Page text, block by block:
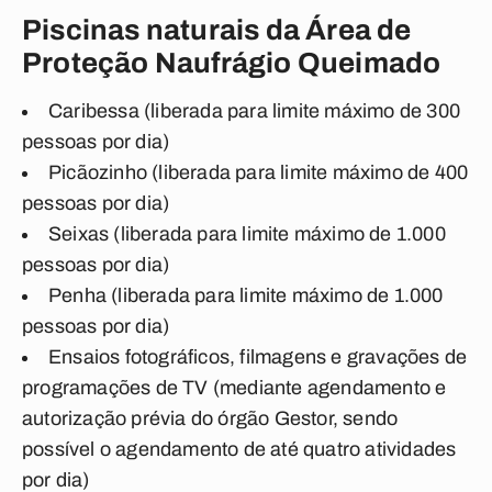
Piscinas naturais da Área de
Proteção Naufrágio Queimado
Caribessa (liberada para limite máximo de 300
pessoas por dia)
Picãozinho (liberada para limite máximo de 400
pessoas por dia)
Seixas (liberada para limite máximo de 1.000
pessoas por dia)
Penha (liberada para limite máximo de 1.000
pessoas por dia)
Ensaios fotográficos, filmagens e gravações de
programações de TV (mediante agendamento e
autorização prévia do órgão Gestor, sendo
possível o agendamento de até quatro atividades
por dia)